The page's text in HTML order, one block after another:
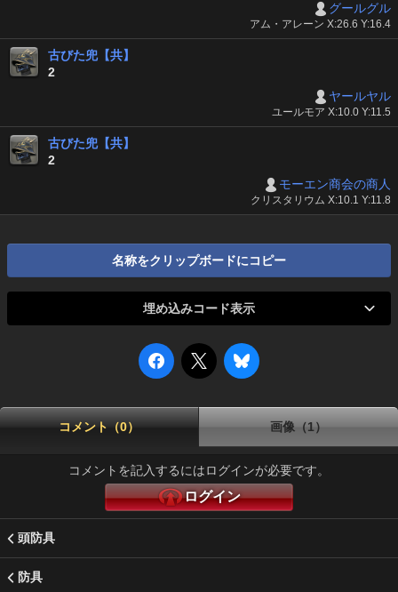
グールグル
アム・アレーン X:26.6 Y:16.4
古びた兜【共】
2
ヤールヤル
ユールモア X:10.0 Y:11.5
古びた兜【共】
2
モーエン商会の商人
クリスタリウム X:10.1 Y:11.8
名称をクリップボードにコピー
埋め込みコード表示
コメント（0） 画像（1）
コメントを記入するにはログインが必要です。
ログイン
頭防具
防具